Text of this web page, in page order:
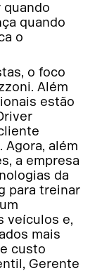
quando
o
o foco
Além
estão
Agora, além
a empresa
da
para treinar
veículos e,
mais
custo
Gerente